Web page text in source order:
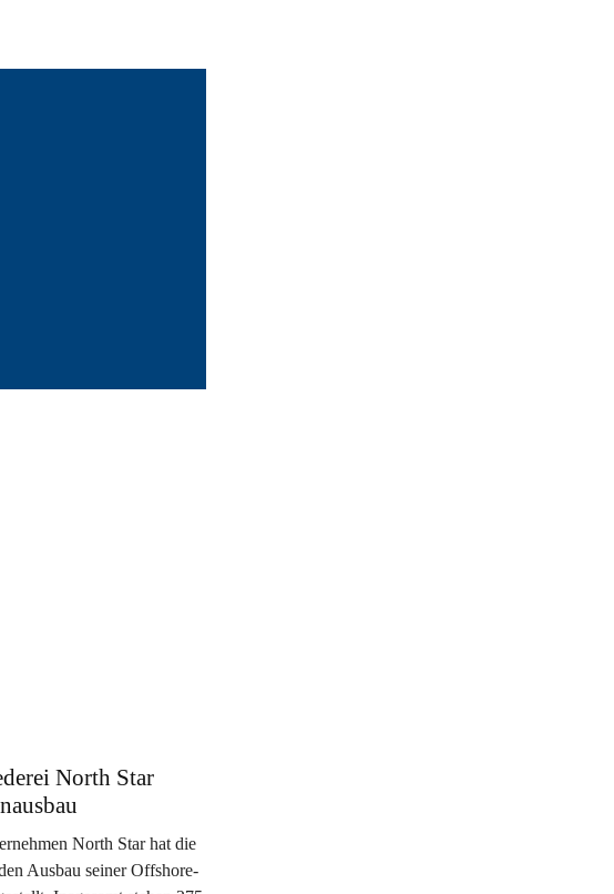
North Star
North Star hat die
Ausbau seiner Offshore-